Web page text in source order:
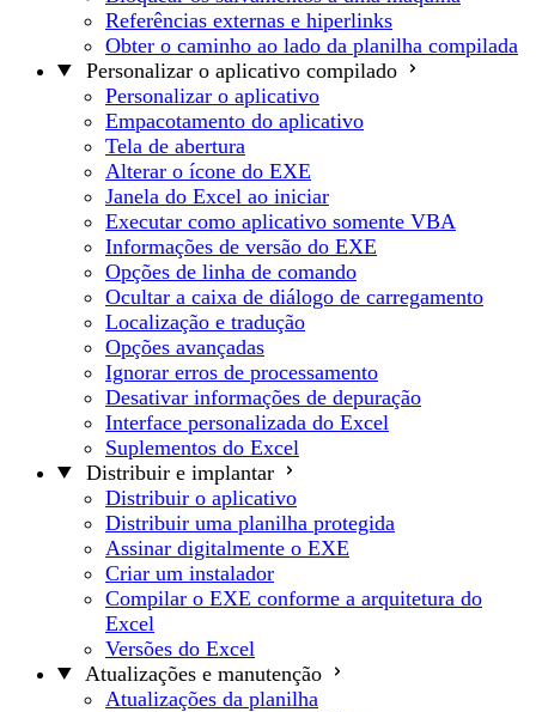
Referências externas e hiperlinks
Obter o caminho ao lado da planilha compilada
Personalizar o aplicativo compilado
Personalizar o aplicativo
Empacotamento do aplicativo
Tela de abertura
Alterar o ícone do EXE
Janela do Excel ao iniciar
Executar como aplicativo somente VBA
Informações de versão do EXE
Opções de linha de comando
Ocultar a caixa de diálogo de carregamento
Localização e tradução
Opções avançadas
Ignorar erros de processamento
Desativar informações de depuração
Interface personalizada do Excel
Suplementos do Excel
Distribuir e implantar
Distribuir o aplicativo
Distribuir uma planilha protegida
Assinar digitalmente o EXE
Criar um instalador
Compilar o EXE conforme a arquitetura do
Excel
Versões do Excel
Atualizações e manutenção
Atualizações da planilha